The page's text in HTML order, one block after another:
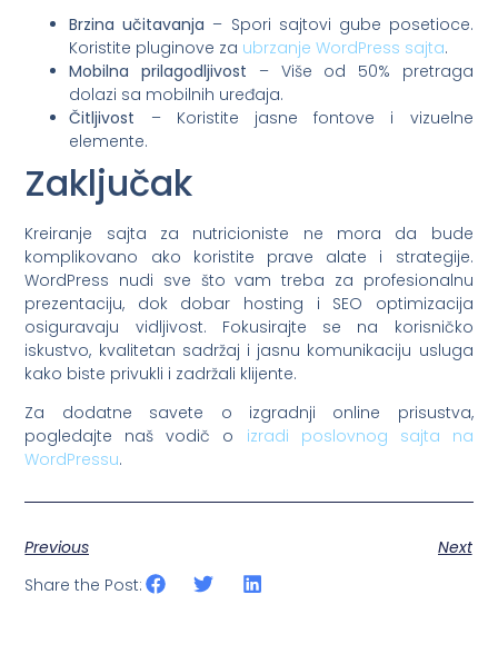
Brzina učitavanja – Spori sajtovi gube posetioce.
Koristite pluginove za ubrzanje WordPress sajta.
Mobilna prilagodljivost – Više od 50% pretraga
dolazi sa mobilnih uređaja.
Čitljivost – Koristite jasne fontove i vizuelne
elemente.
Zaključak
Kreiranje sajta za nutricioniste ne mora da bude
komplikovano ako koristite prave alate i strategije.
WordPress nudi sve što vam treba za profesionalnu
prezentaciju, dok dobar hosting i SEO optimizacija
osiguravaju vidljivost. Fokusirajte se na korisničko
iskustvo, kvalitetan sadržaj i jasnu komunikaciju usluga
kako biste privukli i zadržali klijente.
Za dodatne savete o izgradnji online prisustva,
pogledajte naš vodič o izradi poslovnog sajta na
WordPressu.
Previous
Next
Share the Post: